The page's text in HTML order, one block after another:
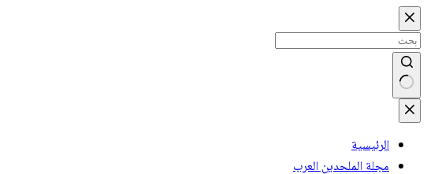
التجاوز إلى المحتوى
لا توجد نتائج
الرئيسية
مجلة الملحدين العرب